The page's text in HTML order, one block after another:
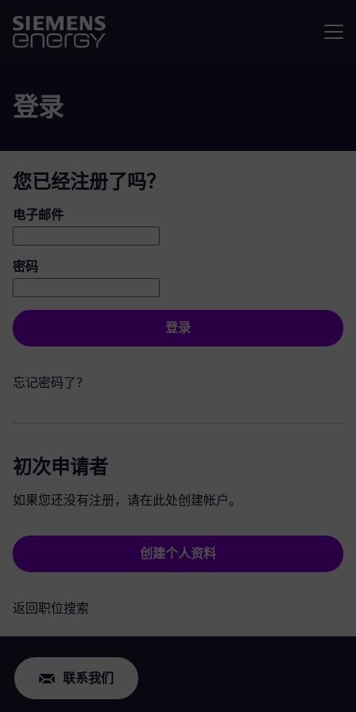
登录
您已经注册了吗？
登录：用户和密码
电子邮件
密码
登录
忘记密码了？
初次申请者
如果您还没有注册，请在此处创建帐户。
创建个人资料
返回职位搜索
联系我们